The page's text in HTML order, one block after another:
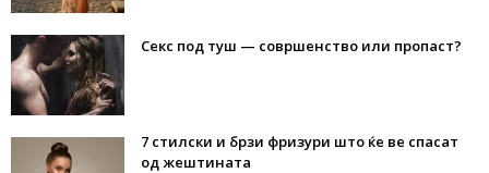
Секс под туш — совршенство или пропаст?
7 стилски и брзи фризури што ќе ве спасат
од жештината